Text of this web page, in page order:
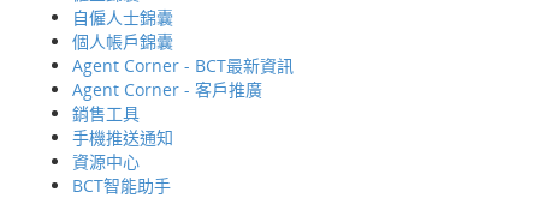
自僱人士錦囊
個人帳戶錦囊
Agent Corner - BCT最新資訊
Agent Corner - 客戶推廣
銷售工具
手機推送通知
資源中心
BCT智能助手